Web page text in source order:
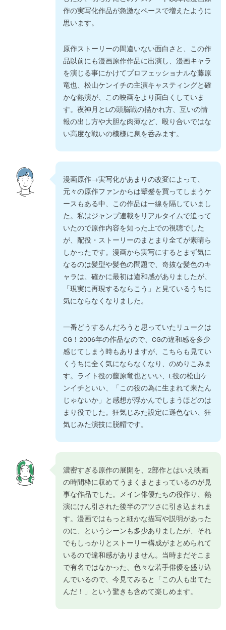
作の実写化作品が急激なペースで増えたように
思います。
原作ストーリーの間違いない面白さと、この作
品以前にも漫画原作作品に出演し、漫画キャラ
を演じる事にかけてプロフェッショナルな藤原
竜也、松山ケンイチの主演キャスティングと確
かな熱演が、この映画をより面白くしていま
す。夜神月とLの頭脳戦の描かれ方、互いの情
報の出し方や大胆な肉薄など、殴り合いではな
い高度な戦いの模様に息を呑みます。
漫画原作→実写化があまりの改変によって、
元々の原作ファンからは顰蹙を買ってしまうケ
ースもある中、この作品は一線を隔していまし
た。私はジャンプ連載をリアルタイムで追って
いたので原作内容を知った上での視聴でした
が、配役・ストーリーのまとまり全てが素晴ら
しかったです。漫画から実写にするとまず気に
なるのは髪型や髪色の問題で、奇抜な髪色のキ
ャラは、確かに最初は違和感がありましたが、
「現実に再現するならこう」と見ているうちに
気にならなくなりました。
一番どうするんだろうと思っていたリュークは
CG！2006年の作品なので、CGの違和感を多少
感じてしまう時もありますが、こちらも見てい
くうちに全く気にならなくなり、のめりこみま
す。ライト役の藤原竜也といい、L役の松山ケ
ンイチといい、「この役の為に生まれて来たん
じゃないか」と感想が浮かんでしまうほどのは
まり役でした。狂気じみた設定に遜色ない、狂
気じみた演技に脱帽です。
濃密すぎる原作の展開を、2部作とはいえ映画
の時間枠に収めてうまくまとまっているのが見
事な作品でした。メイン俳優たちの役作り、熱
演にけん引された後半のアツさに引き込まれま
す。漫画ではもっと細かな描写や説明があった
のに、というシーンも多少ありましたが、それ
でもしっかりとストーリー構成がまとめられて
いるので違和感がありません。当時まだそこま
で有名ではなかった、色々な若手俳優を盛り込
んでいるので、今見てみると「この人も出てた
んだ！」という驚きも含めて楽しめます。